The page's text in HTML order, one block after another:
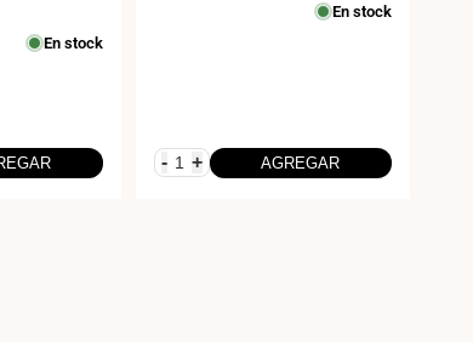
En stock
En stock
- + AGREGAR